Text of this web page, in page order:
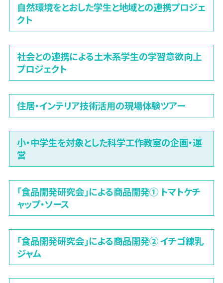
自然環境をとおした学生と地域との連携プロジェ
クト
社会との連携による土木系学生の学習意欲向上
プロジェクト
住居・インテリア技術活用の現場体験ツアー
小・中学生を対象とした科学工作教室の企画・運
営
「食品開発研究会」による商品開発① トマトケチ
ャップ・ソース
「食品開発研究会」による商品開発② イチゴ練乳
ジャム